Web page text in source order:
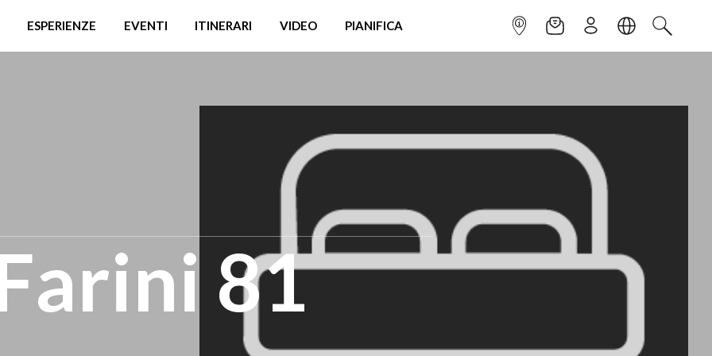
ESPERIENZE EVENTI ITINERARI VIDEO PIANIFICA INFOPOINTNEWSLETTER
ISCRIVITILINGUACERCA
81